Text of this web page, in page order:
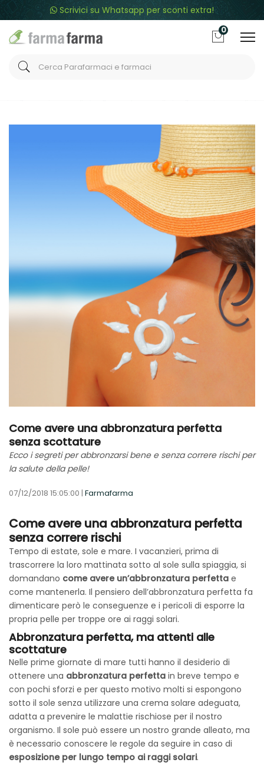
Scrivici su Whatsapp per sconti extra!
0
Come avere una abbronzatura perfetta senza
Come avere una abbronzatura perfetta
senza scottature
Ecco i segreti per abbronzarsi bene e senza correre rischi per
la salute della pelle!
07/12/2018 15:05:00 | Farmafarma
Come avere una abbronzatura perfetta
senza correre rischi
Tempo di estate, sole e mare. I vacanzieri, prima di
trascorrere la loro mattinata sotto al sole sulla spiaggia, si
domandano come avere un’abbronzatura perfetta e
come mantenerla. Il pensiero dell’abbronzatura perfetta fa
dimenticare però le conseguenze e i pericoli di esporre la
propria pelle per troppe ore ai raggi solari.
Abbronzatura perfetta, ma attenti alle
scottature
Nelle prime giornate di mare tutti hanno il desiderio di
ottenere una abbronzatura perfetta in breve tempo e
con pochi sforzi e per questo motivo molti si espongono
sotto il sole senza utilizzare una crema solare adeguata,
adatta a prevenire le malattie rischiose per il nostro
organismo. Il sole può essere un nostro grande alleato, ma
è necessario conoscere le regole da seguire in caso di
esposizione per lungo tempo ai raggi solari.